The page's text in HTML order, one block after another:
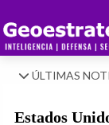
ÚLTIMAS
Estados